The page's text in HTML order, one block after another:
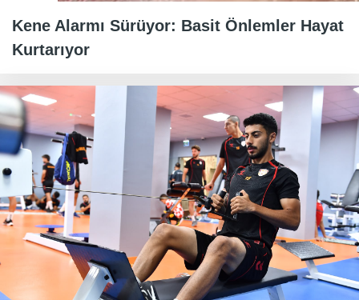
Kene Alarmı Sürüyor: Basit Önlemler Hayat
Kurtarıyor